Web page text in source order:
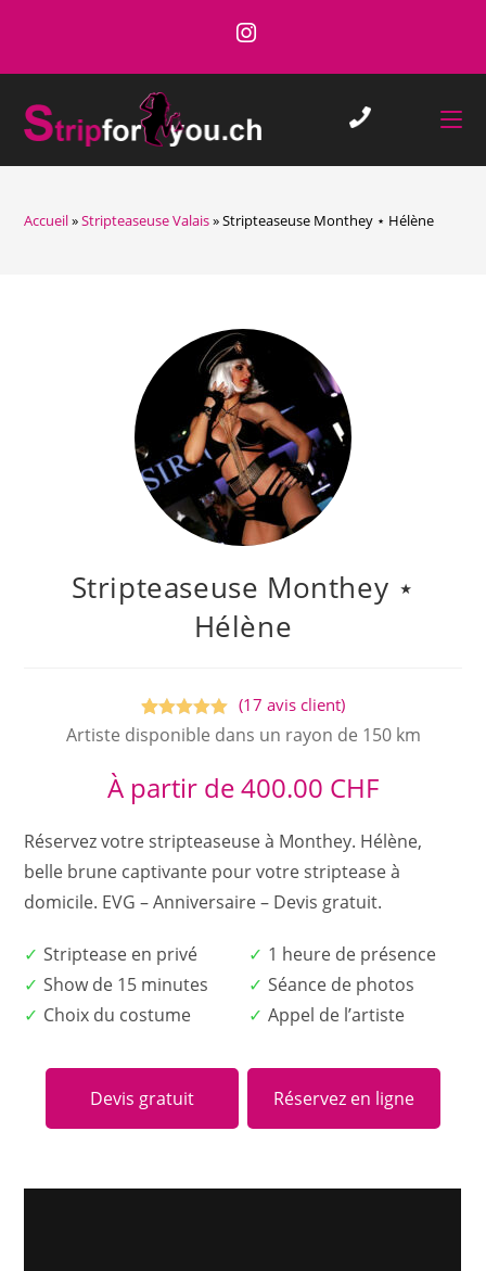
Accueil»Stripteaseuse Valais»Stripteaseuse Monthey ⋆ Hélène
Stripteaseuse Monthey ⋆
Hélène
Noté5.00
basé sur
17
clients
(17 avis client)
Artiste disponible dans un rayon de 150 km
À partir de400.00 CHF
Réservez votre stripteaseuse à Monthey. Hélène,
belle brune captivante pour votre striptease à
domicile. EVG – Anniversaire – Devis gratuit.
Striptease en privé
Show de 15 minutes
Choix du costume
1 heure de présence
Séance de photos
Appel de l’artiste
Devis gratuit Réservez en ligne